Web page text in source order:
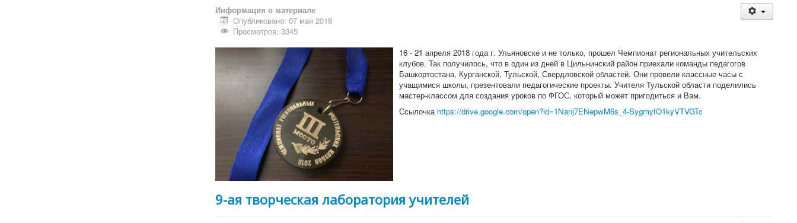
Информация о материале
Опубликовано: 07 мая 2018
Просмотров: 3345
16 - 21 апреля 2018 года г. Ульяновске и не только, прошел Чемпионат региональных учительских
клубов. Так получилось, что в один из дней в Цильнинский район приехали команды педагогов
Башкортостана, Курганской, Тульской, Свердловской областей. Они провели классные часы с
учащимися школы, презентовали педагогические проекты. Учителя Тульской области поделились
мастер-классом для создания уроков по ФГОС, который может пригодиться и Вам.
Ссылочка https://drive.google.com/open?id=1Nanj7ENepwM6s_4-SygmyfO1kyVTVGTc
9-ая творческая лаборатория учителей